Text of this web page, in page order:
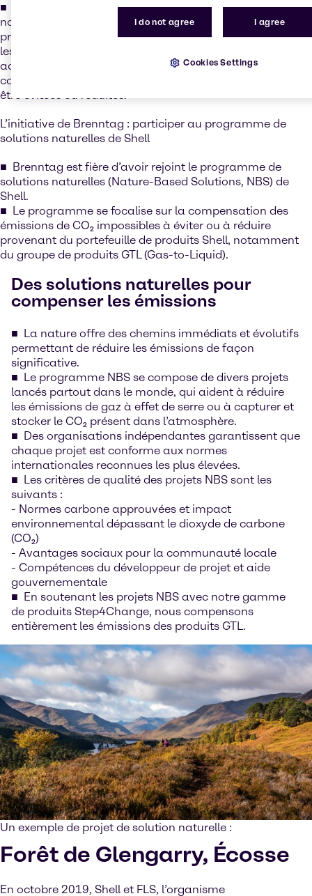
Chez Brenntag, nous nous engageons à regarder outre
notre bilan comptable et à tenter de lutter contre ces
problèmes urgents. Il est temps pour nous d’agir.Puisque
les produits chimiques neutres en carbone sont
actuellement limités, nous devons trouver une façon de
compenser les produits dont les émissions ne peuvent
être évitées ou réduites.
L’initiative de Brenntag : participer au programme de
solutions naturelles de Shell
Brenntag est fière d’avoir rejoint le programme de
solutions naturelles (Nature-Based Solutions, NBS) de
Shell.
Le programme se focalise sur la compensation des
émissions de CO₂ impossibles à éviter ou à réduire
provenant du portefeuille de produits Shell, notamment
du groupe de produits GTL (Gas-to-Liquid).
Des solutions naturelles pour
compenser les émissions
La nature offre des chemins immédiats et évolutifs
permettant de réduire les émissions de façon
significative.
Le programme NBS se compose de divers projets
lancés partout dans le monde, qui aident à réduire
les émissions de gaz à effet de serre ou à capturer et
stocker le CO₂ présent dans l’atmosphère.
Des organisations indépendantes garantissent que
chaque projet est conforme aux normes
internationales reconnues les plus élevées.
Les critères de qualité des projets NBS sont les
suivants :
- Normes carbone approuvées et impact
environnemental dépassant le dioxyde de carbone
(CO₂)
- Avantages sociaux pour la communauté locale
- Compétences du développeur de projet et aide
gouvernementale
En soutenant les projets NBS avec notre gamme
de produits Step4Change, nous compensons
entièrement les émissions des produits GTL.
Un exemple de projet de solution naturelle :
Forêt de Glengarry, Écosse
En octobre 2019, Shell et FLS, l’organisme
I do not agree I agree
Cookies Settings